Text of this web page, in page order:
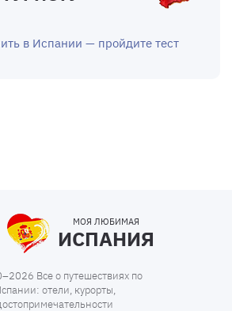
в Испании — пройдите тест
МОЯ ЛЮБИМАЯ
ИСПАНИЯ
Все о путешествиях по
отели, курорты,